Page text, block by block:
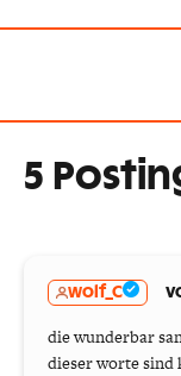
5
wolf_C
die wunderbar
dieser worte sind